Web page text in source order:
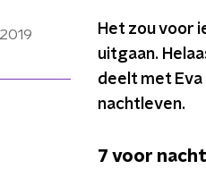
Het zou voor
uitgaan.
deelt met Eva
nachtleven.
7 voor